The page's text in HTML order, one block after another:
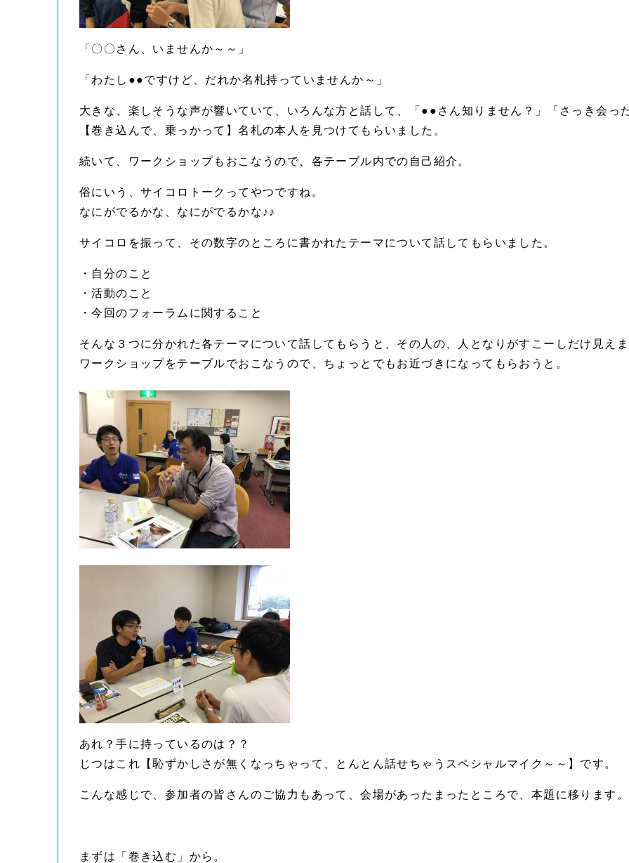
「〇〇さん、いませんか～～」
「わたし●●ですけど、だれか名札持っていませんか～」
大きな、楽しそうな声が響いていて、いろんな方と話して、「●●さん知りません？」「さっき会っ
【巻き込んで、乗っかって】名札の本人を見つけてもらいました。
続いて、ワークショップもおこなうので、各テーブル内での自己紹介。
俗にいう、サイコロトークってやつですね。
なにがでるかな、なにがでるかな♪♪
サイコロを振って、その数字のところに書かれたテーマについて話してもらいました。
・自分のこと
・活動のこと
・今回のフォーラムに関すること
そんな３つに分かれた各テーマについて話してもらうと、その人の、人となりがすこーしだけ見えま
ワークショップをテーブルでおこなうので、ちょっとでもお近づきになってもらおうと。
あれ？手に持っているのは？？
じつはこれ【恥ずかしさが無くなっちゃって、とんとん話せちゃうスペシャルマイク～～】です。
こんな感じで、参加者の皆さんのご協力もあって、会場があったまったところで、本題に移ります。
まずは「巻き込む」から。